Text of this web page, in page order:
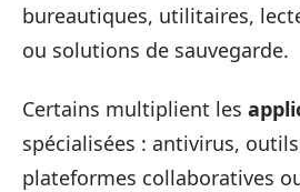
bureautiques, utilitaires,
ou solutions de sauvegarde.
Certains multiplient les
spécialisées : antivirus,
plateformes collaboratives